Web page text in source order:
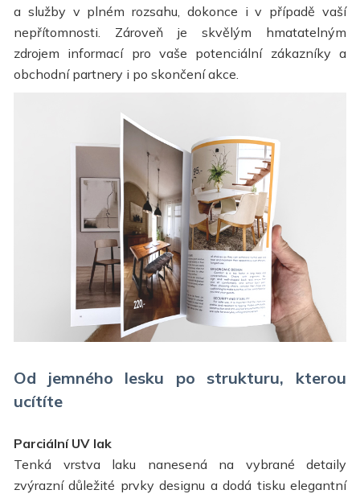
a služby v plném rozsahu, dokonce i v případě vaší
nepřítomnosti. Zároveň je skvělým hmatatelným
zdrojem informací pro vaše potenciální zákazníky a
obchodní partnery i po skončení akce.
Od jemného lesku po strukturu, kterou
ucítíte
Parciální UV lak
Tenká vrstva laku nanesená na vybrané detaily
zvýrazní důležité prvky designu a dodá tisku elegantní